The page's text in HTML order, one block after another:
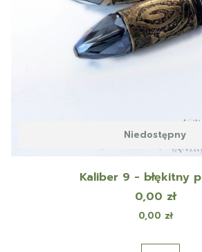
Niedostępny
Kaliber 9 - błękitny
Cena
0,00 zł
Cena
0,00 zł